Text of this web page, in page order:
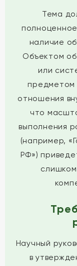
Тема
наличие
Объектом
или
предметом
отношения
что
выполнения
(например,
РФ»)
Научный
в